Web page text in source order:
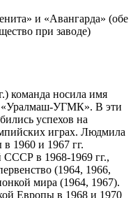
и «Авангарда» (обе
при заводе)
команда носила имя
«Уралмаш-УГМК». В эти
успехов на
играх. Людмила
1960 и 1967 гг.
в 1968-1969 гг.,
(1964, 1966,
мира (1964, 1967).
Европы в 1968 и 1970